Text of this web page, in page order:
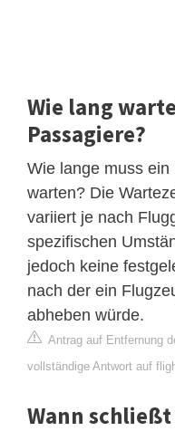
Wie lang
Passagiere?
Wie lange muss
warten? Die
variiert je nach
spezifischen
jedoch keine
nach der ein
abheben würde.
Antrag auf Entfernung
vollständige Antwort auf
Wann schließt